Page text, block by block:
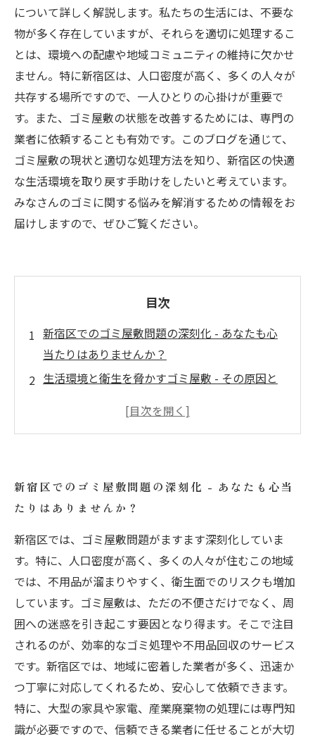
について詳しく解説します。私たちの生活には、不要な
物が多く存在していますが、それらを適切に処理するこ
とは、環境への配慮や地域コミュニティの維持に欠かせ
ません。特に新宿区は、人口密度が高く、多くの人々が
共存する場所ですので、一人ひとりの心掛けが重要で
す。また、ゴミ屋敷の状態を改善するためには、専門の
業者に依頼することも有効です。このブログを通じて、
ゴミ屋敷の現状と適切な処理方法を知り、新宿区の快適
な生活環境を取り戻す手助けをしたいと考えています。
みなさんのゴミに関する悩みを解消するための情報をお
届けしますので、ぜひご覧ください。
目次
新宿区でのゴミ屋敷問題の深刻化 - あなたも心
当たりはありませんか？
生活環境と衛生を脅かすゴミ屋敷 - その原因と
専門業者に頼むメリット - ゴミ屋敷処理のプロ
コミュニティの力
自分でできるゴミの処理法 - 知っておきたいポ
イント
新宿区から始めるクリーンライフ - あなたの手
で環境を守ろう
新宿区でのゴミ屋敷問題の深刻化 - あなたも心当
たりはありませんか？
新宿区では、ゴミ屋敷問題がますます深刻化していま
す。特に、人口密度が高く、多くの人々が住むこの地域
では、不用品が溜まりやすく、衛生面でのリスクも増加
しています。ゴミ屋敷は、ただの不便さだけでなく、周
囲への迷惑を引き起こす要因となり得ます。そこで注目
されるのが、効率的なゴミ処理や不用品回収のサービス
です。新宿区では、地域に密着した業者が多く、迅速か
つ丁寧に対応してくれるため、安心して依頼できます。
特に、大型の家具や家電、産業廃棄物の処理には専門知
識が必要ですので、信頼できる業者に任せることが大切